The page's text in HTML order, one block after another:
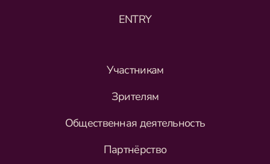
ENTRY
Участникам
Зрителям
Общественная деятельность
Партнёрство